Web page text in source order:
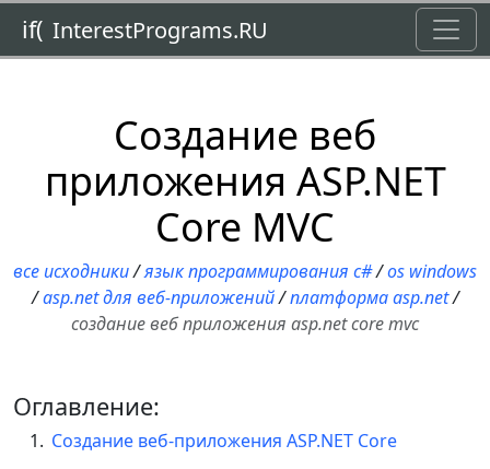
if( InterestPrograms.RU
Создание веб
приложения ASP.NET
Core MVC
все исходники/язык программирования c#/os windows
/asp.net для веб-приложений/платформа asp.net/
создание веб приложения asp.net core mvc
Оглавление:
Создание веб-приложения ASP.NET Core